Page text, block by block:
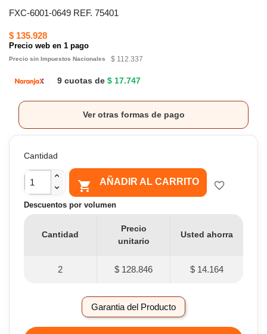
FXC-6001-0649 REF. 75401
$ 135.928
Precio web en 1 pago
Precio sin Impuestos Nacionales $ 112.337
9 cuotas de $ 17.747
Ver otras formas de pago
Cantidad
 AÑADIR AL CARRITO favorite_border
Descuentos por volumen
Cantidad
Precio
unitario
Usted ahorra
2 $ 128.846 $ 14.164
Garantia del Producto